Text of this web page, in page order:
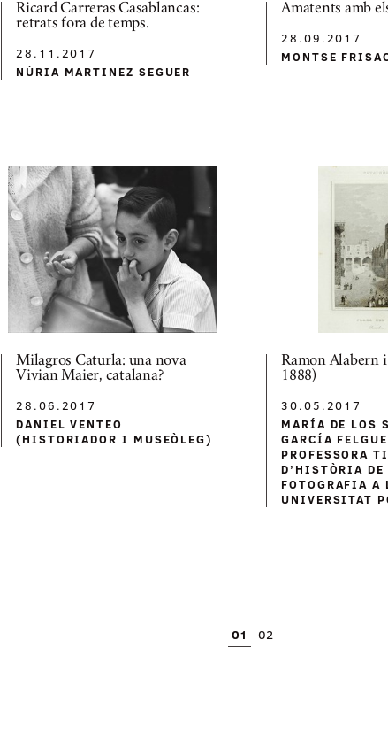
Ricard Carreras Casablancas:
retrats fora de temps.
28.11.2017
NÚRIA MARTINEZ SEGUER
Amatents amb
28.09.2017
MONTSE
Milagros Caturla: una nova
Vivian Maier, catalana?
28.06.2017
DANIEL VENTEO
(HISTORIADOR I MUSEÒLEG)
Ramon Alabern
1888)
30.05.2017
MARÍA DE LOS
GARCÍA
PROFESSORA
D’HISTÒRIA DE
FOTOGRAFIA A
UNIVERSITAT
01 02